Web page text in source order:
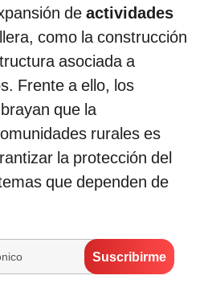
de actividades
como la construcción
asociada a
Frente a ello, los
que la
rurales es
la protección del
que dependen de